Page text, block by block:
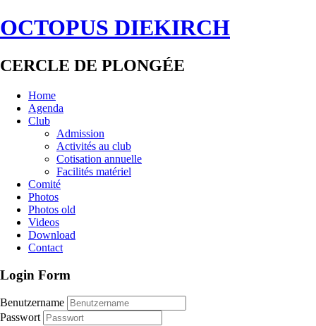
OCTOPUS DIEKIRCH
CERCLE DE PLONGÉE
Home
Agenda
Club
Admission
Activités au club
Cotisation annuelle
Facilités matériel
Comité
Photos
Photos old
Videos
Download
Contact
Login Form
Benutzername
Passwort